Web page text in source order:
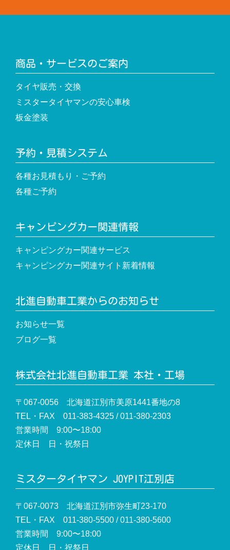
商品・サービスのご案内
タイヤ販売・交換
ミスタータイヤマンの安心車検
板金塗装
予約・見積システム
各種お見積もり・ご予約
各種ご予約
キャンピングカー関連情報
キャンピングカー関連サービス
キャンピングカー関連サイト新着情報
北進自動車工業からのお知らせ
お知らせ一覧
ブログ一覧
株式会社北進自動車工業 本社・工場
〒067-0056 北海道江別市美原1441番地の8
TEL・FAX 011-383-4325 / 011-380-2303
営業時間 9:00〜18:00
定休日 日・祝祭日
ミスタータイヤマン JOYPIT江別店
〒067-0073 北海道江別市弥生町23-170
TEL・FAX 011-380-5500 / 011-380-5600
営業時間 9:00〜18:00
定休日 日・祝祭日